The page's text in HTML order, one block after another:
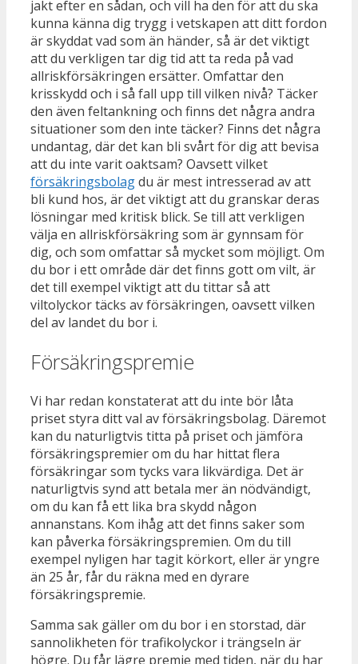
jakt efter en sådan, och vill ha den för att du ska
kunna känna dig trygg i vetskapen att ditt fordon
är skyddat vad som än händer, så är det viktigt
att du verkligen tar dig tid att ta reda på vad
allriskförsäkringen ersätter. Omfattar den
krisskydd och i så fall upp till vilken nivå? Täcker
den även feltankning och finns det några andra
situationer som den inte täcker? Finns det några
undantag, där det kan bli svårt för dig att bevisa
att du inte varit oaktsam? Oavsett vilket
försäkringsbolagdu är mest intresserad av att
bli kund hos, är det viktigt att du granskar deras
lösningar med kritisk blick. Se till att verkligen
välja en allriskförsäkring som är gynnsam för
dig, och som omfattar så mycket som möjligt. Om
du bor i ett område där det finns gott om vilt, är
det till exempel viktigt att du tittar så att
viltolyckor täcks av försäkringen, oavsett vilken
del av landet du bor i.
Försäkringspremie
Vi har redan konstaterat att du inte bör låta
priset styra ditt val av försäkringsbolag. Däremot
kan du naturligtvis titta på priset och jämföra
försäkringspremier om du har hittat flera
försäkringar som tycks vara likvärdiga. Det är
naturligtvis synd att betala mer än nödvändigt,
om du kan få ett lika bra skydd någon
annanstans. Kom ihåg att det finns saker som
kan påverka försäkringspremien. Om du till
exempel nyligen har tagit körkort, eller är yngre
än 25 år, får du räkna med en dyrare
försäkringspremie.
Samma sak gäller om du bor i en storstad, där
sannolikheten för trafikolyckor i trängseln är
högre. Du får lägre premie med tiden, när du har